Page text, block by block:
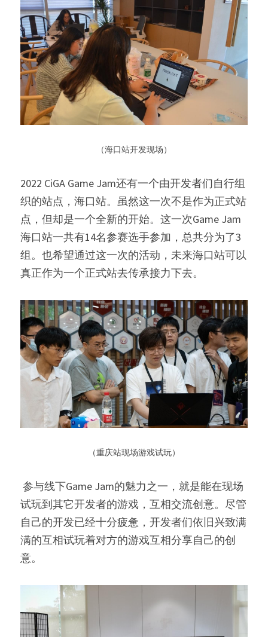
（海口站开发现场）
2022 CiGA Game Jam还有一个由开发者们自行组
织的站点，海口站。虽然这一次不是作为正式站
点，但却是一个全新的开始。这一次Game Jam
海口站一共有14名参赛选手参加，总共分为了3
组。也希望通过这一次的活动，未来海口站可以
真正作为一个正式站去传承接力下去。
（重庆站现场游戏试玩）
试玩到其它开发者的游戏，互相交流创意。尽管
自己的开发已经十分疲惫，开发者们依旧兴致满
满的互相试玩着对方的游戏互相分享自己的创
意。